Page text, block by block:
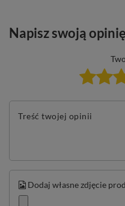
Napisz swoją opinię
Treść twojej opinii
Dodaj własne zdjęcie